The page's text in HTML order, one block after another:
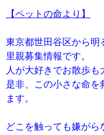
【ペットの命より】
東京都世田谷区から明
里親募集情報です。
人が大好きでお散歩も
是非、この小さな命を
ます。
どこを触っても嫌がら